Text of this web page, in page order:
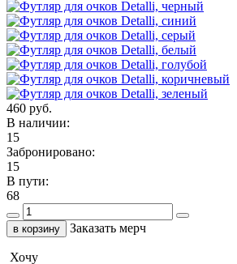
460 руб.
В наличии:
15
Забронировано:
15
В пути:
68
в корзину Заказать мерч
Хочу